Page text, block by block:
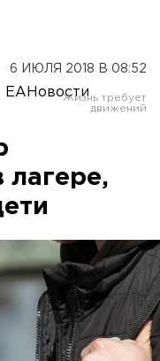
6 ИЮЛЯ 2018 В 08:52
ЕАНовости
лагере,